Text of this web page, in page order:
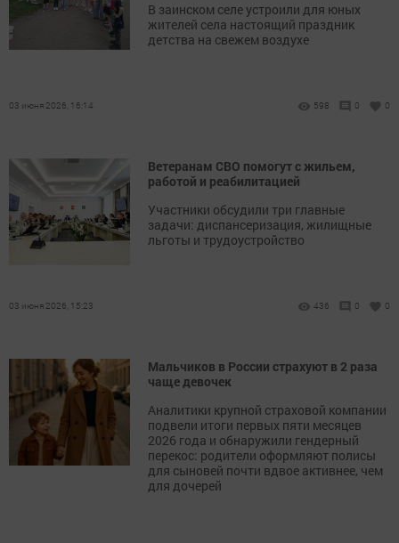
В заинском селе устроили для юных
жителей села настоящий праздник
детства на свежем воздухе
03 июня 2026, 16:14 598 0 0
Ветеранам СВО помогут с жильем,
работой и реабилитацией
Участники обсудили три главные
задачи: диспансеризация, жилищные
льготы и трудоустройство
03 июня 2026, 15:23 436 0 0
Мальчиков в России страхуют в 2 раза
чаще девочек
Аналитики крупной страховой компании
подвели итоги первых пяти месяцев
2026 года и обнаружили гендерный
перекос: родители оформляют полисы
для сыновей почти вдвое активнее, чем
для дочерей